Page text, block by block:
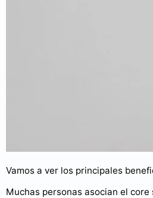
Vamos a ver los principales
Muchas personas asocian el